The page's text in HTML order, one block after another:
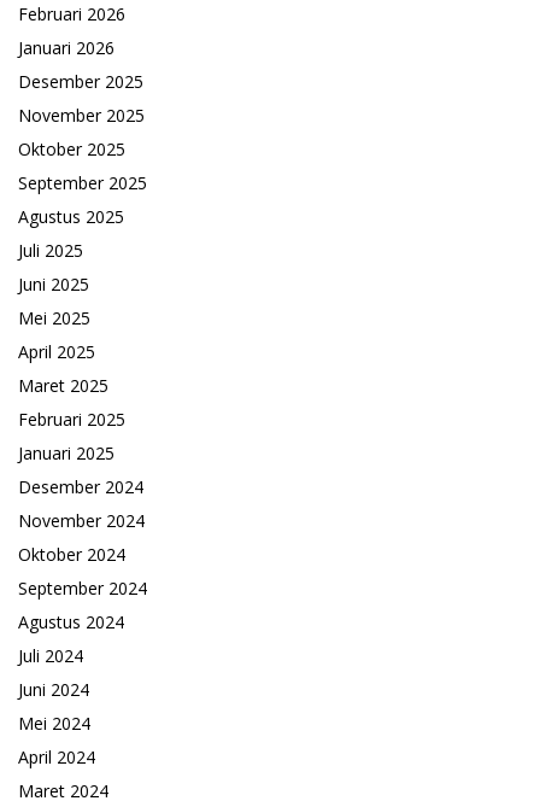
Februari 2026
Januari 2026
Desember 2025
November 2025
Oktober 2025
September 2025
Agustus 2025
Juli 2025
Juni 2025
Mei 2025
April 2025
Maret 2025
Februari 2025
Januari 2025
Desember 2024
November 2024
Oktober 2024
September 2024
Agustus 2024
Juli 2024
Juni 2024
Mei 2024
April 2024
Maret 2024